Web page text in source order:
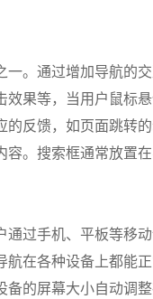
。通过增加导航的
果等，当用户鼠标
反馈，如页面跳转
。搜索框通常放置
过手机、平板等移
在各种设备上都能正
的屏幕大小自动调